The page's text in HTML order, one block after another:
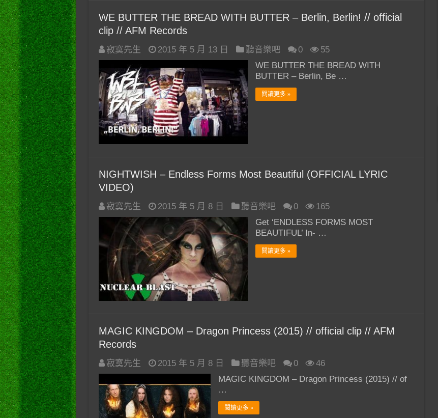
WE BUTTER THE BREAD WITH BUTTER – Berlin, Berlin! // official
clip // AFM Records
寂寞先生 2015 年 5 月 13 日 聽音樂吧 0
55
WE BUTTER THE BREAD WITH
BUTTER – Berlin, Be …
閱讀更多 »
NIGHTWISH – Endless Forms Most Beautiful (OFFICIAL LYRIC
VIDEO)
寂寞先生 2015 年 5 月 8 日 聽音樂吧 0
165
Get ‘ENDLESS FORMS MOST
BEAUTIFUL’ In- …
閱讀更多 »
MAGIC KINGDOM – Dragon Princess (2015) // official clip // AFM
Records
寂寞先生 2015 年 5 月 8 日 聽音樂吧 0
46
MAGIC KINGDOM – Dragon Princess (2015) // of
…
閱讀更多 »